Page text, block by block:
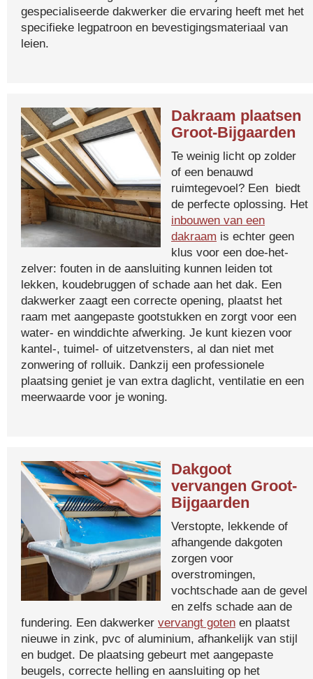
gespecialiseerde dakwerker die ervaring heeft met het
specifieke legpatroon en bevestigingsmateriaal van
leien.
Dakraam plaatsen
Groot-Bijgaarden
Te weinig licht op zolder
of een benauwd
ruimtegevoel? Een biedt
de perfecte oplossing. Het
inbouwen van een
dakraam is echter geen
klus voor een doe-het-
zelver: fouten in de aansluiting kunnen leiden tot
lekken, koudebruggen of schade aan het dak. Een
dakwerker zaagt een correcte opening, plaatst het
raam met aangepaste gootstukken en zorgt voor een
water- en winddichte afwerking. Je kunt kiezen voor
kantel-, tuimel- of uitzetvensters, al dan niet met
zonwering of rolluik. Dankzij een professionele
plaatsing geniet je van extra daglicht, ventilatie en een
meerwaarde voor je woning.
Dakgoot
vervangen Groot-
Bijgaarden
Verstopte, lekkende of
afhangende dakgoten
zorgen voor
overstromingen,
vochtschade aan de gevel
en zelfs schade aan de
fundering. Een dakwerker vervangt goten en plaatst
nieuwe in zink, pvc of aluminium, afhankelijk van stijl
en budget. De plaatsing gebeurt met aangepaste
beugels, correcte helling en aansluiting op het